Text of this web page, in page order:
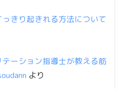
きり起きれる方法について
ーション指導士が教える筋
より